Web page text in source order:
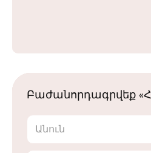
Բաժանորդագրվեք
Անուն